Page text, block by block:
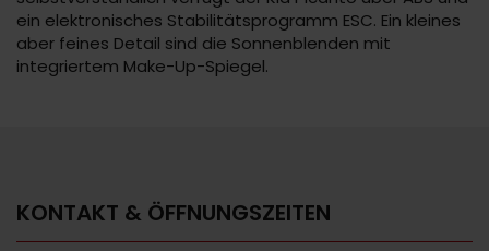
ein elektronisches Stabilitätsprogramm ESC. Ein kleines
aber feines Detail sind die Sonnenblenden mit
integriertem Make-Up-Spiegel.
KONTAKT & ÖFFNUNGSZEITEN